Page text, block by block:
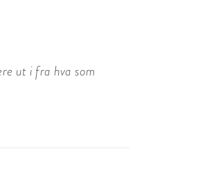
ut i fra hva som